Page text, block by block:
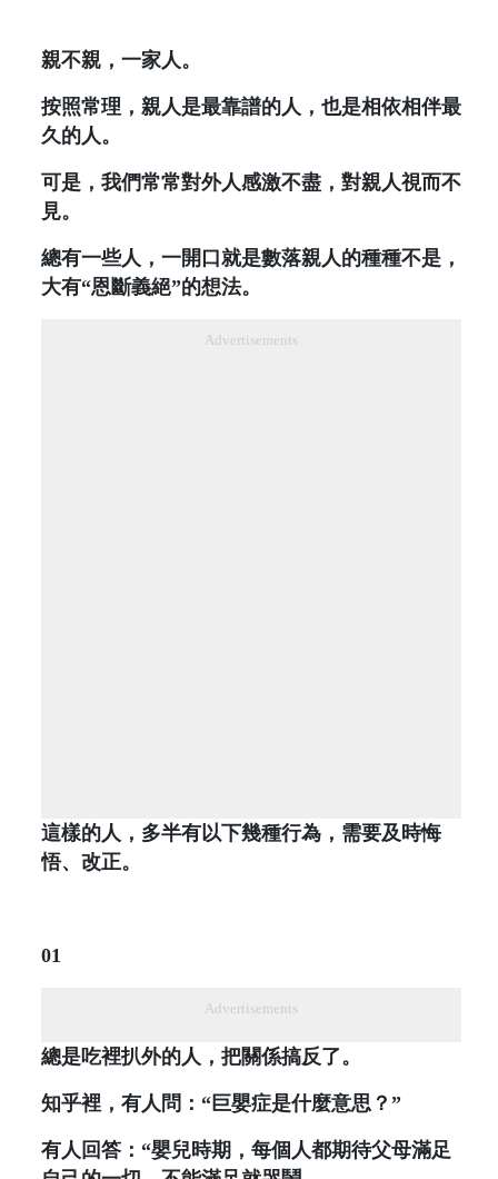
親不親，一家人。
按照常理，親人是最靠譜的人，也是相依相伴最
久的人。
可是，我們常常對外人感激不盡，對親人視而不
見。
總有一些人，一開口就是數落親人的種種不是，
大有“恩斷義絕”的想法。
Advertisements
這樣的人，多半有以下幾種行為，需要及時悔
悟、改正。
01
Advertisements
總是吃裡扒外的人，把關係搞反了。
知乎裡，有人問：“巨嬰症是什麼意思？”
有人回答：“嬰兒時期，每個人都期待父母滿足